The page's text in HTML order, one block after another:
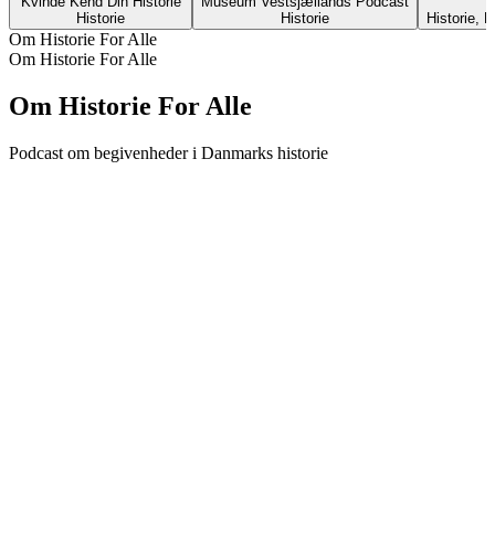
Historie
Historie
Historie,
Om Historie For Alle
Om Historie For Alle
Om Historie For Alle
Podcast om begivenheder i Danmarks historie